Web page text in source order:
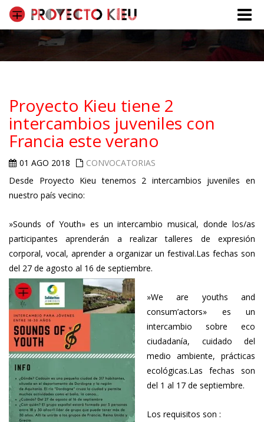
Toggle
Proyecto Kieu tiene 2
intercambios juveniles con
Francia este verano
01 AGO 2018
CONVOCATORIAS
Desde Proyecto Kieu tenemos 2 intercambios juveniles en
nuestro país vecino:
»Sounds of Youth» es un intercambio musical, donde los/as
participantes aprenderán a realizar talleres de expresión
corporal, vocal, aprender a organizar un festival.Las fechas son
del 27 de agosto al 16 de septiembre.
»We are youths and
consum’actors» es un
intercambio sobre eco
ciudadanía, cuidado del
medio ambiente, prácticas
ecológicas.Las fechas son
del 1 al 17 de septiembre.
Los requisitos son :